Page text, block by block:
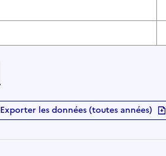
Exporter les données (toutes années)